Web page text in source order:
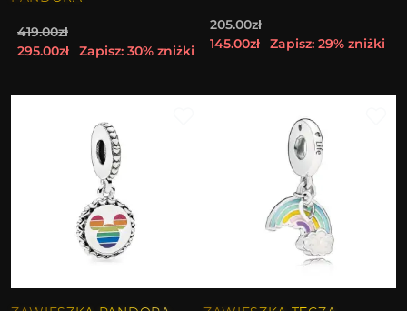
419.00zł
295.00zł
Zapisz: 30% zniżki
205.00zł
145.00zł
Zapisz: 29% zniżki